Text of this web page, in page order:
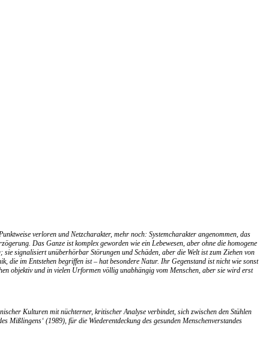
verloren und Netzcharakter, mehr noch: Systemcharakter angenommen, das
Das Ganze ist komplex geworden wie ein Lebewesen, aber ohne die homogene
signalisiert unüberhörbar Störungen und Schäden, aber die Welt ist zum Ziehen von
die im Entstehen begriffen ist – hat besondere Natur. Ihr Gegenstand ist nicht wie sonst
objektiv und in vielen Urformen völlig unabhängig vom Menschen, aber sie wird erst
Kulturen mit nüchterner, kritischer Analyse verbindet, sich zwischen den Stühlen
Mißlingens‘ (1989), für die Wiederentdeckung des gesunden Menschenverstandes